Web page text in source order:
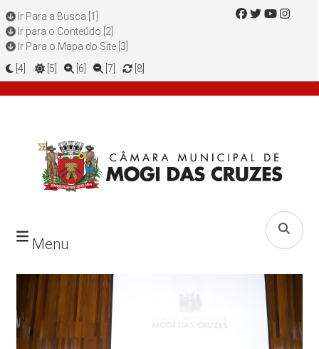
Ir Para a Busca [1]
Ir para o Conteúdo [2]
Ir Para o Mapa do Site [3]
[4]
[5] [6] [7] [8]
Menu